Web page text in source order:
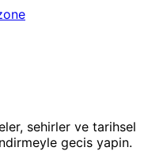
sehirler ve tarihsel
gecis yapin.